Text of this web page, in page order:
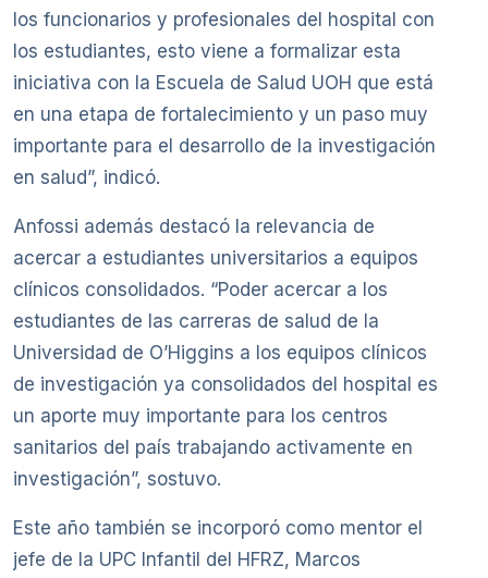
los funcionarios y profesionales del hospital con
los estudiantes, esto viene a formalizar esta
iniciativa con la Escuela de Salud UOH que está
en una etapa de fortalecimiento y un paso muy
importante para el desarrollo de la investigación
en salud”, indicó.
Anfossi además destacó la relevancia de
acercar a estudiantes universitarios a equipos
clínicos consolidados. “Poder acercar a los
estudiantes de las carreras de salud de la
Universidad de O’Higgins a los equipos clínicos
de investigación ya consolidados del hospital es
un aporte muy importante para los centros
sanitarios del país trabajando activamente en
investigación”, sostuvo.
Este año también se incorporó como mentor el
jefe de la UPC Infantil del HFRZ, Marcos